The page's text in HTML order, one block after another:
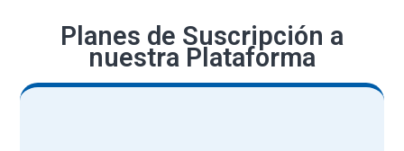
Planes de Suscripción a
nuestra Plataforma